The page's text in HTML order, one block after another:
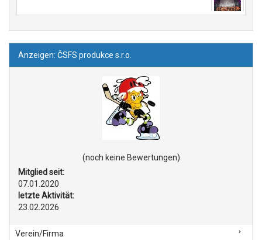
Anzeigen: ČSFS produkce s.r.o.
(noch keine Bewertungen)
Mitglied seit:
07.01.2020
letzte Aktivität:
23.02.2026
Verein/Firma